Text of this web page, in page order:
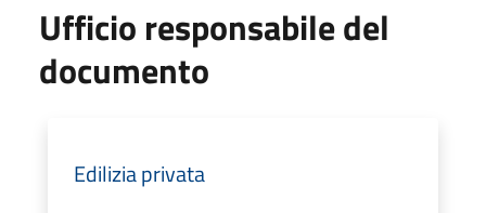
Ufficio responsabile del
documento
Edilizia privata